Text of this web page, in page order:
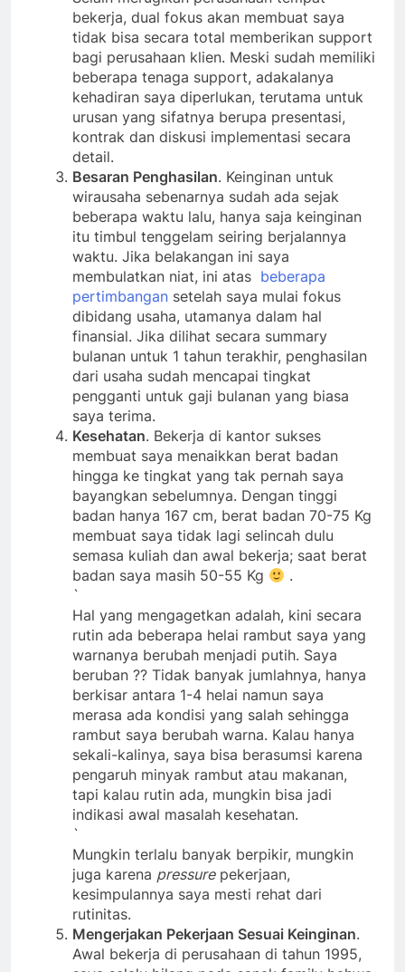
Selain merugikan perusahaan tempat
bekerja, dual fokus akan membuat saya
tidak bisa secara total memberikan support
bagi perusahaan klien. Meski sudah memiliki
beberapa tenaga support, adakalanya
kehadiran saya diperlukan, terutama untuk
urusan yang sifatnya berupa presentasi,
kontrak dan diskusi implementasi secara
detail.
Besaran Penghasilan. Keinginan untuk
wirausaha sebenarnya sudah ada sejak
beberapa waktu lalu, hanya saja keinginan
itu timbul tenggelam seiring berjalannya
waktu. Jika belakangan ini saya
membulatkan niat, ini atas beberapa
pertimbangansetelah saya mulai fokus
dibidang usaha, utamanya dalam hal
finansial. Jika dilihat secara summary
bulanan untuk 1 tahun terakhir, penghasilan
dari usaha sudah mencapai tingkat
pengganti untuk gaji bulanan yang biasa
saya terima.
Kesehatan. Bekerja di kantor sukses
membuat saya menaikkan berat badan
hingga ke tingkat yang tak pernah saya
bayangkan sebelumnya. Dengan tinggi
badan hanya 167 cm, berat badan 70-75 Kg
membuat saya tidak lagi selincah dulu
semasa kuliah dan awal bekerja; saat berat
badan saya masih 50-55 Kg
`
Hal yang mengagetkan adalah, kini secara
rutin ada beberapa helai rambut saya yang
warnanya berubah menjadi putih. Saya
beruban ?? Tidak banyak jumlahnya, hanya
berkisar antara 1-4 helai namun saya
merasa ada kondisi yang salah sehingga
rambut saya berubah warna. Kalau hanya
sekali-kalinya, saya bisa berasumsi karena
pengaruh minyak rambut atau makanan,
tapi kalau rutin ada, mungkin bisa jadi
indikasi awal masalah kesehatan.
`
Mungkin terlalu banyak berpikir, mungkin
juga karenapressure pekerjaan,
kesimpulannya saya mesti rehat dari
rutinitas.
Mengerjakan Pekerjaan Sesuai Keinginan.